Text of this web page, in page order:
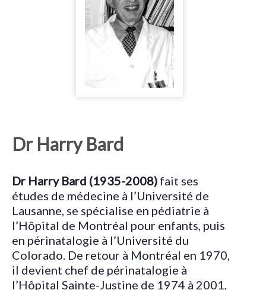
Dr Harry Bard
Dr Harry Bard (1935-2008) fait ses
études de médecine à l’Université de
Lausanne, se spécialise en pédiatrie à
l’Hôpital de Montréal pour enfants, puis
en périnatalogie à l’Université du
Colorado. De retour à Montréal en 1970,
il devient chef de périnatalogie à
l’Hôpital Sainte-Justine de 1974 à 2001,